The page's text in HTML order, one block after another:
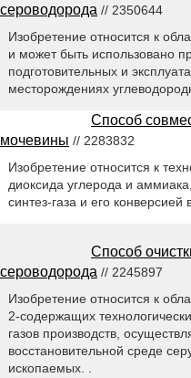
сероводорода // 2350644
Изобретение относится к
и может быть использовано
подготовительных и
месторождениях
Способ
мочевины // 2283832
Изобретение относится к
диоксида углерода и
синтез-газа и его конверсией
Способ
сероводорода // 2245897
Изобретение относится к
2-содержащих
газов производств,
восстановительной среде
ископаемых. .